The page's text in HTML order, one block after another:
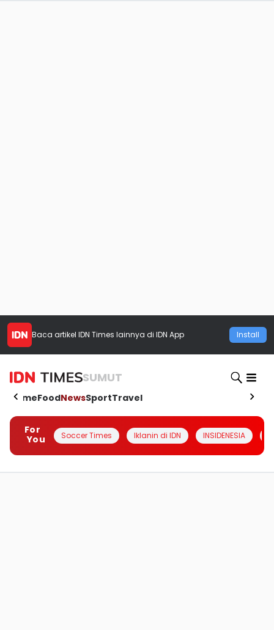
Baca artikel IDN Times lainnya di IDN App Install
SUMUT
HomeFoodNewsSportTravel
For
You
Soccer Times Iklanin di IDN INSIDENESIA